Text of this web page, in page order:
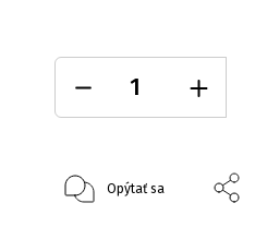
Opýtať sa